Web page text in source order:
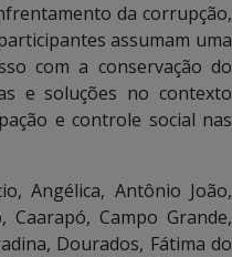
da corrupção,
assumam uma
com a conservação do
e soluções no contexto
e controle social nas
Angélica, Antônio João,
Campo Grande,
Dourados, Fátima do